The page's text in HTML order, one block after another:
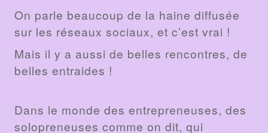
On parle beaucoup de la haine diffusée
sur les réseaux sociaux, et c’est vrai !
Mais il y a aussi de belles rencontres, de
belles entraides !
Dans le monde des entrepreneuses, des
solopreneuses comme on dit, qui